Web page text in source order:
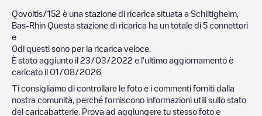
Qovoltis/152 è una stazione di ricarica situata a Schiltigheim
Bas-Rhin Questa stazione di ricarica ha un totale di 5 connettori
e
0di questi sono per la ricarica veloce.
È stato aggiunto il 23/03/2022 e l'ultimo aggiornamento è
caricato il 01/08/2026
Ti consigliamo di controllare le foto e i commenti forniti dalla
nostra comunità, perché forniscono informazioni utili sullo stato
del caricabatterie. Prova ad aggiungere tu stesso foto e